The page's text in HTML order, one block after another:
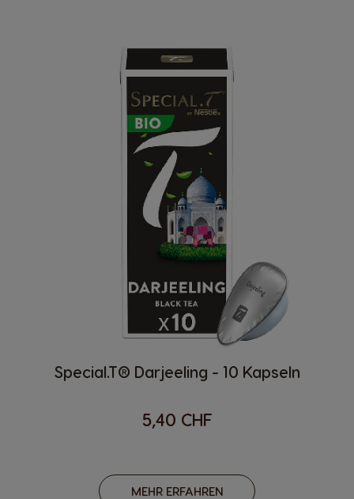
Special.T® Darjeeling - 10 Kapseln
5,40 CHF
MEHR ERFAHREN